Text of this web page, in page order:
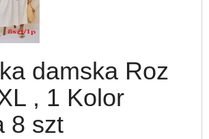
damska Roz
, 1 Kolor
8 szt